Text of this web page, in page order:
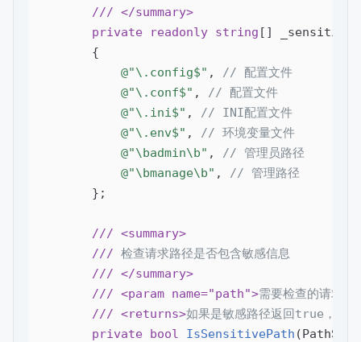
/// </summary>
private
readonly string []
        {
@"\.config$" , // 配置文件
@"\.conf$" , // 配置文件
@"\.ini$" , // INI配置文件
@"\.env$" , // 环境变量文件
@"\badmin\b" , // 管理员路径
@"\bmanage\b" , // 管理路径
        };
/// <summary>
/// 检查请求路径是否包含敏感信息
/// </summary>
/// <param name="path">需要检查的请求路
/// <returns>如果是敏感路径返回true，否
private bool IsSensitivePath (